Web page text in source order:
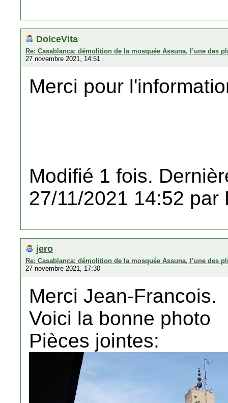
DolceVita
Re: Casablanca: démolition de la mosquée Assuna, l’une des
27 novembre 2021, 14:51
Merci pour
Modifié 1 fois.
27/11/2021 14:52 par
jero
Re: Casablanca: démolition de la mosquée Assuna, l’une des
27 novembre 2021, 17:30
Merci Jean-Francois.
Voici la bonne photo
Pièces jointes: